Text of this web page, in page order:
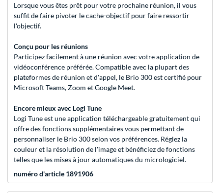
Lorsque vous êtes prêt pour votre prochaine réunion, il vous
suffit de faire pivoter le cache-objectif pour faire ressortir
l'objectif.
Conçu pour les réunions
Participez facilement à une réunion avec votre application de
vidéoconférence préférée. Compatible avec la plupart des
plateformes de réunion et d'appel, le Brio 300 est certifié pour
Microsoft Teams, Zoom et Google Meet.
Encore mieux avec Logi Tune
Logi Tune est une application téléchargeable gratuitement qui
offre des fonctions supplémentaires vous permettant de
personnaliser le Brio 300 selon vos préférences. Réglez la
couleur et la résolution de l'image et bénéficiez de fonctions
telles que les mises à jour automatiques du micrologiciel.
numéro d'article 1891906